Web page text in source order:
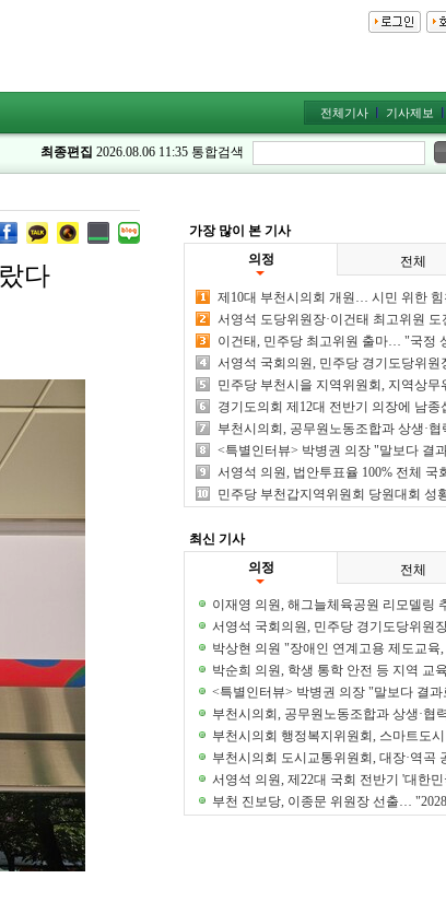
전체기사 기사제보
최종편집 2026.08.06 11:35 통합검색
다
가장 많이 본 기사
의정
전체
제10대 부천시의회 개원… 시민 위한 힘
발
서영석 도당위원장·이건태 최고위원 도
선 여부 주목
이건태, 민주당 최고위원 출마… "국정
최전방 공격수 되겠다"
서영석 국회의원, 민주당 경기도당위원
실상 단독 추대 전망
민주당 부천시을 지역위원회, 지역상무
회 및 당원대회 개최
경기도의회 제12대 전반기 의장에 남종
출
부천시의회, 공무원노동조합과 상생·협
한 차담회 개최
<특별인터뷰> 박병권 의장 "말보다 결
명하는 의회 만들겠다"
서영석 의원, 법안투표율 100% 전체 국
중 1위
민주당 부천갑지역위원회 당원대회 성
최신 기사
의정
전체
이재영 의원, 해그늘체육공원 리모델링
정담회 개최
서영석 국회의원, 민주당 경기도당위원
상 단독 추대 전망
박상현 의원 "장애인 연계고용 제도교육,
도부터 시작해야"
박순희 의원, 학생 통학 안전 등 지역 교
집중 점검
<특별인터뷰> 박병권 의장 "말보다 결과
명하는 의회 만들겠다"
부천시의회, 공무원노동조합과 상생·협
한 차담회 개최
부천시의회 행정복지위원회, 스마트도
운영센터 현장 방문
부천시의회 도시교통위원회, 대장·역곡
주택지구 현장 방문
서영석 의원, 제22대 국회 전반기 '대한민
정대상' 수상
부천 진보당, 이종문 위원장 선출…